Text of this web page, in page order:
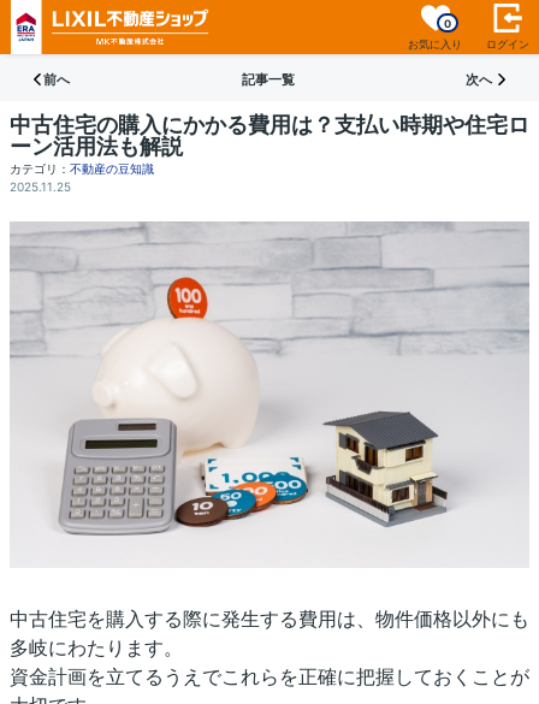
お気に入り
0
ログイン
前へ 記事一覧 次へ
中古住宅の購入にかかる費用は？支払い時期や住宅ロ
ーン活用法も解説
カテゴリ： 不動産の豆知識
2025.11.25
中古住宅を購入する際に発生する費用は、物件価格以外にも
多岐にわたります。
資金計画を立てるうえでこれらを正確に把握しておくことが